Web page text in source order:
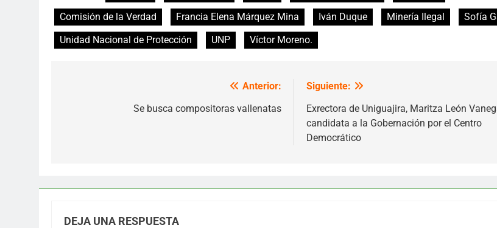
Comisión de la Verdad
Francia Elena Márquez Mina Iván Duque Minería Ilegal
Sofía
Unidad Nacional de Protección
UNP Víctor Moreno.
Anterior:
Se busca compositoras vallenatas
Siguiente:
Exrectora de Uniguajira, Maritza León
candidata a la Gobernación por el Centro
Democrático
DEJA UNA RESPUESTA